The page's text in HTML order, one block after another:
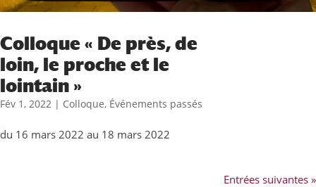
Colloque « De près, de
loin, le proche et le
lointain »
Fév 1, 2022 | Colloque, Événements passés
du 16 mars 2022 au 18 mars 2022
Entrées suivantes »